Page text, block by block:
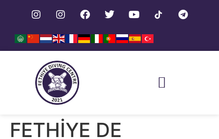
FETHİYE DE